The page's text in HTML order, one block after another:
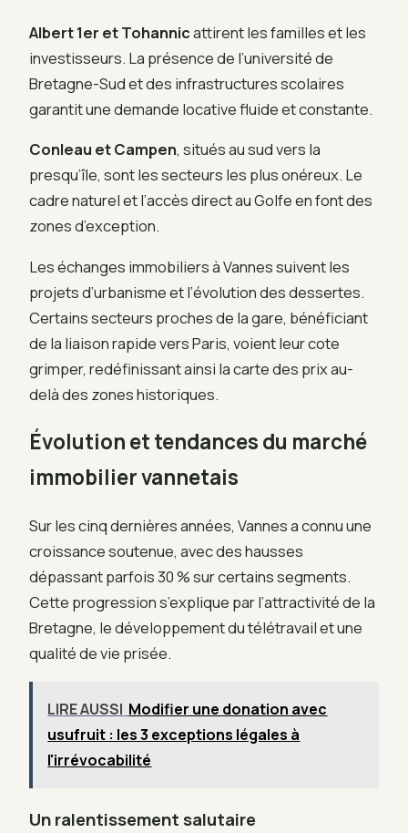
Albert 1er et Tohannicattirent les familles et les
investisseurs. La présence de l’université de
Bretagne-Sud et des infrastructures scolaires
garantit une demande locative fluide et constante.
Conleau et Campen, situés au sud vers la
presqu’île, sont les secteurs les plus onéreux. Le
cadre naturel et l’accès direct au Golfe en font des
zones d’exception.
Les échanges immobiliers à Vannes suivent les
projets d’urbanisme et l’évolution des dessertes.
Certains secteurs proches de la gare, bénéficiant
de la liaison rapide vers Paris, voient leur cote
grimper, redéfinissant ainsi la carte des prix au-
delà des zones historiques.
Évolution et tendances du marché
immobilier vannetais
Sur les cinq dernières années, Vannes a connu une
croissance soutenue, avec des hausses
dépassant parfois 30 % sur certains segments.
Cette progression s’explique par l’attractivité de la
Bretagne, le développement du télétravail et une
qualité de vie prisée.
LIRE AUSSI Modifier une donation avec
usufruit : les 3 exceptions légales à
l'irrévocabilité
Un ralentissement salutaire